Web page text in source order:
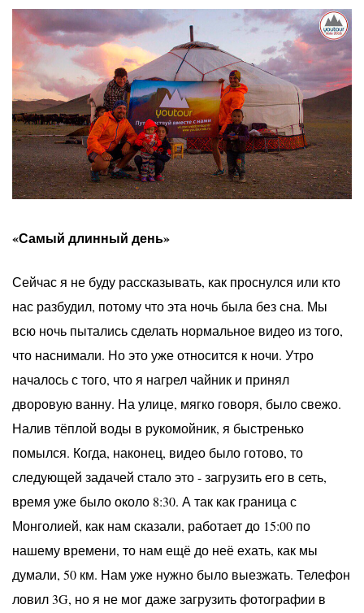
«Самый длинный день»
Сейчас я не буду рассказывать, как проснулся или кто
нас разбудил, потому что эта ночь была без сна. Мы
всю ночь пытались сделать нормальное видео из того,
что наснимали. Но это уже относится к ночи. Утро
началось с того, что я нагрел чайник и принял
дворовую ванну. На улице, мягко говоря, было свежо.
Налив тёплой воды в рукомойник, я быстренько
помылся. Когда, наконец, видео было готово, то
следующей задачей стало это - загрузить его в сеть,
время уже было около 8:30. А так как граница с
Монголией, как нам сказали, работает до 15:00 по
нашему времени, то нам ещё до неё ехать, как мы
думали, 50 км. Нам уже нужно было выезжать. Телефон
ловил 3G, но я не мог даже загрузить фотографии в